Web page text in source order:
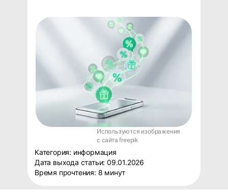
Категория: информация
Дата выхода статьи: 09.01.2026
Время прочтения: 8 минут
Используются изображения
с сайта freepik